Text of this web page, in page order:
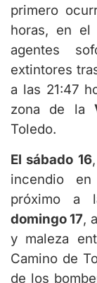
primero
horas, en el
agentes
extintores
a las 21:47
zona de la
Toledo.
El sábado 16
incendio
próximo a
domingo 17,
y maleza
Camino de
de los